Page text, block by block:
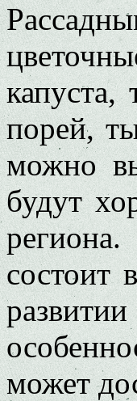
капуста,
порей,
можно
будут
состоит
может